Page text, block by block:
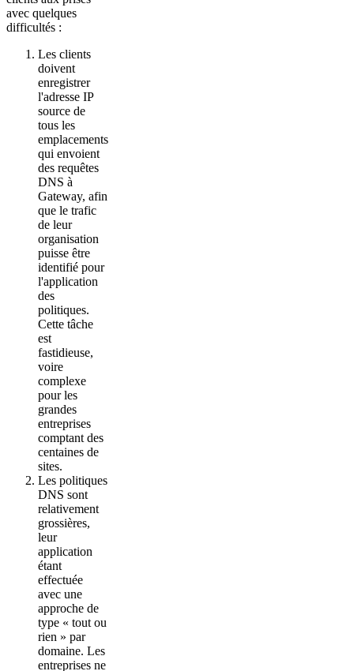
avec quelques
difficultés :
Les clients
doivent
enregistrer
l'adresse IP
source de
tous les
emplacements
qui envoient
des requêtes
DNS à
Gateway, afin
que le trafic
de leur
organisation
puisse être
identifié pour
l'application
des
politiques.
Cette tâche
est
fastidieuse,
voire
complexe
pour les
grandes
entreprises
comptant des
centaines de
sites.
Les politiques
DNS sont
relativement
grossières,
leur
application
étant
effectuée
avec une
approche de
type « tout ou
rien » par
domaine. Les
entreprises ne